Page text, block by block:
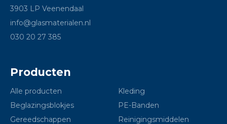
3903 LP Veenendaal
info@glasmaterialen.nl
030 20 27 385
Producten
Alle producten
Beglazingsblokjes
Gereedschappen
Kleding
PE-Banden
Reinigingsmiddelen